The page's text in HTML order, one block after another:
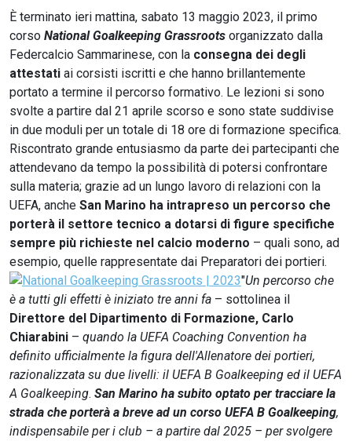
È terminato ieri mattina, sabato 13 maggio 2023, il primo
corso National Goalkeeping Grassroots organizzato dalla
Federcalcio Sammarinese, con la consegna dei degli
attestati ai corsisti iscritti e che hanno brillantemente
portato a termine il percorso formativo. Le lezioni si sono
svolte a partire dal 21 aprile scorso e sono state suddivise
in due moduli per un totale di 18 ore di formazione specifica.
Riscontrato grande entusiasmo da parte dei partecipanti che
attendevano da tempo la possibilità di potersi confrontare
sulla materia; grazie ad un lungo lavoro di relazioni con la
UEFA, anche San Marino ha intrapreso un percorso che
porterà il settore tecnico a dotarsi di figure specifiche
sempre più richieste nel calcio moderno – quali sono, ad
esempio, quelle rappresentate dai Preparatori dei portieri.
"Un percorso che
è a tutti gli effetti è iniziato tre anni fa – sottolinea il
Direttore del Dipartimento di Formazione, Carlo
Chiarabini – quando la UEFA Coaching Convention ha
definito ufficialmente la figura dell'Allenatore dei portieri,
razionalizzata su due livelli: il UEFA B Goalkeeping ed il UEFA
A Goalkeeping. San Marino ha subito optato per tracciare la
strada che porterà a breve ad un corso UEFA B Goalkeeping,
indispensabile per i club – a partire dal 2025 – per svolgere